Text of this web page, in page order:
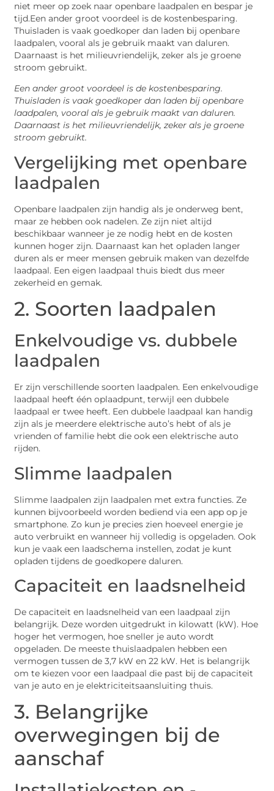
niet meer op zoek naar openbare laadpalen en bespar je
tijd.Een ander groot voordeel is de kostenbesparing.
Thuisladen is vaak goedkoper dan laden bij openbare
laadpalen, vooral als je gebruik maakt van daluren.
Daarnaast is het milieuvriendelijk, zeker als je groene
stroom gebruikt.
Een ander groot voordeel is de kostenbesparing.
Thuisladen is vaak goedkoper dan laden bij openbare
laadpalen, vooral als je gebruik maakt van daluren.
Daarnaast is het milieuvriendelijk, zeker als je groene
stroom gebruikt.
Vergelijking met openbare
laadpalen
Openbare laadpalen zijn handig als je onderweg bent,
maar ze hebben ook nadelen. Ze zijn niet altijd
beschikbaar wanneer je ze nodig hebt en de kosten
kunnen hoger zijn. Daarnaast kan het opladen langer
duren als er meer mensen gebruik maken van dezelfde
laadpaal. Een eigen laadpaal thuis biedt dus meer
zekerheid en gemak.
2. Soorten laadpalen
Enkelvoudige vs. dubbele
laadpalen
Er zijn verschillende soorten laadpalen. Een enkelvoudige
laadpaal heeft één oplaadpunt, terwijl een dubbele
laadpaal er twee heeft. Een dubbele laadpaal kan handig
zijn als je meerdere elektrische auto’s hebt of als je
vrienden of familie hebt die ook een elektrische auto
rijden.
Slimme laadpalen
Slimme laadpalen zijn laadpalen met extra functies. Ze
kunnen bijvoorbeeld worden bediend via een app op je
smartphone. Zo kun je precies zien hoeveel energie je
auto verbruikt en wanneer hij volledig is opgeladen. Ook
kun je vaak een laadschema instellen, zodat je kunt
opladen tijdens de goedkopere daluren.
Capaciteit en laadsnelheid
De capaciteit en laadsnelheid van een laadpaal zijn
belangrijk. Deze worden uitgedrukt in kilowatt (kW). Hoe
hoger het vermogen, hoe sneller je auto wordt
opgeladen. De meeste thuislaadpalen hebben een
vermogen tussen de 3,7 kW en 22 kW. Het is belangrijk
om te kiezen voor een laadpaal die past bij de capaciteit
van je auto en je elektriciteitsaansluiting thuis.
3. Belangrijke
overwegingen bij de
aanschaf